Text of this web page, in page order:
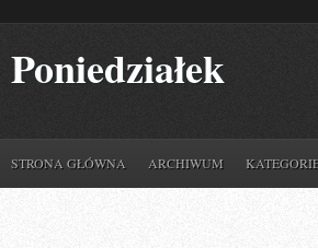
Poniedziałek
STRONA GŁÓWNA ARCHIWUM